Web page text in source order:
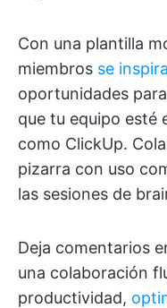
Con una plantilla
miembros se
oportunidades
que tu equipo esté
como ClickUp.
pizarra con uso
las sesiones de
Deja comentarios
una colaboración
productividad,